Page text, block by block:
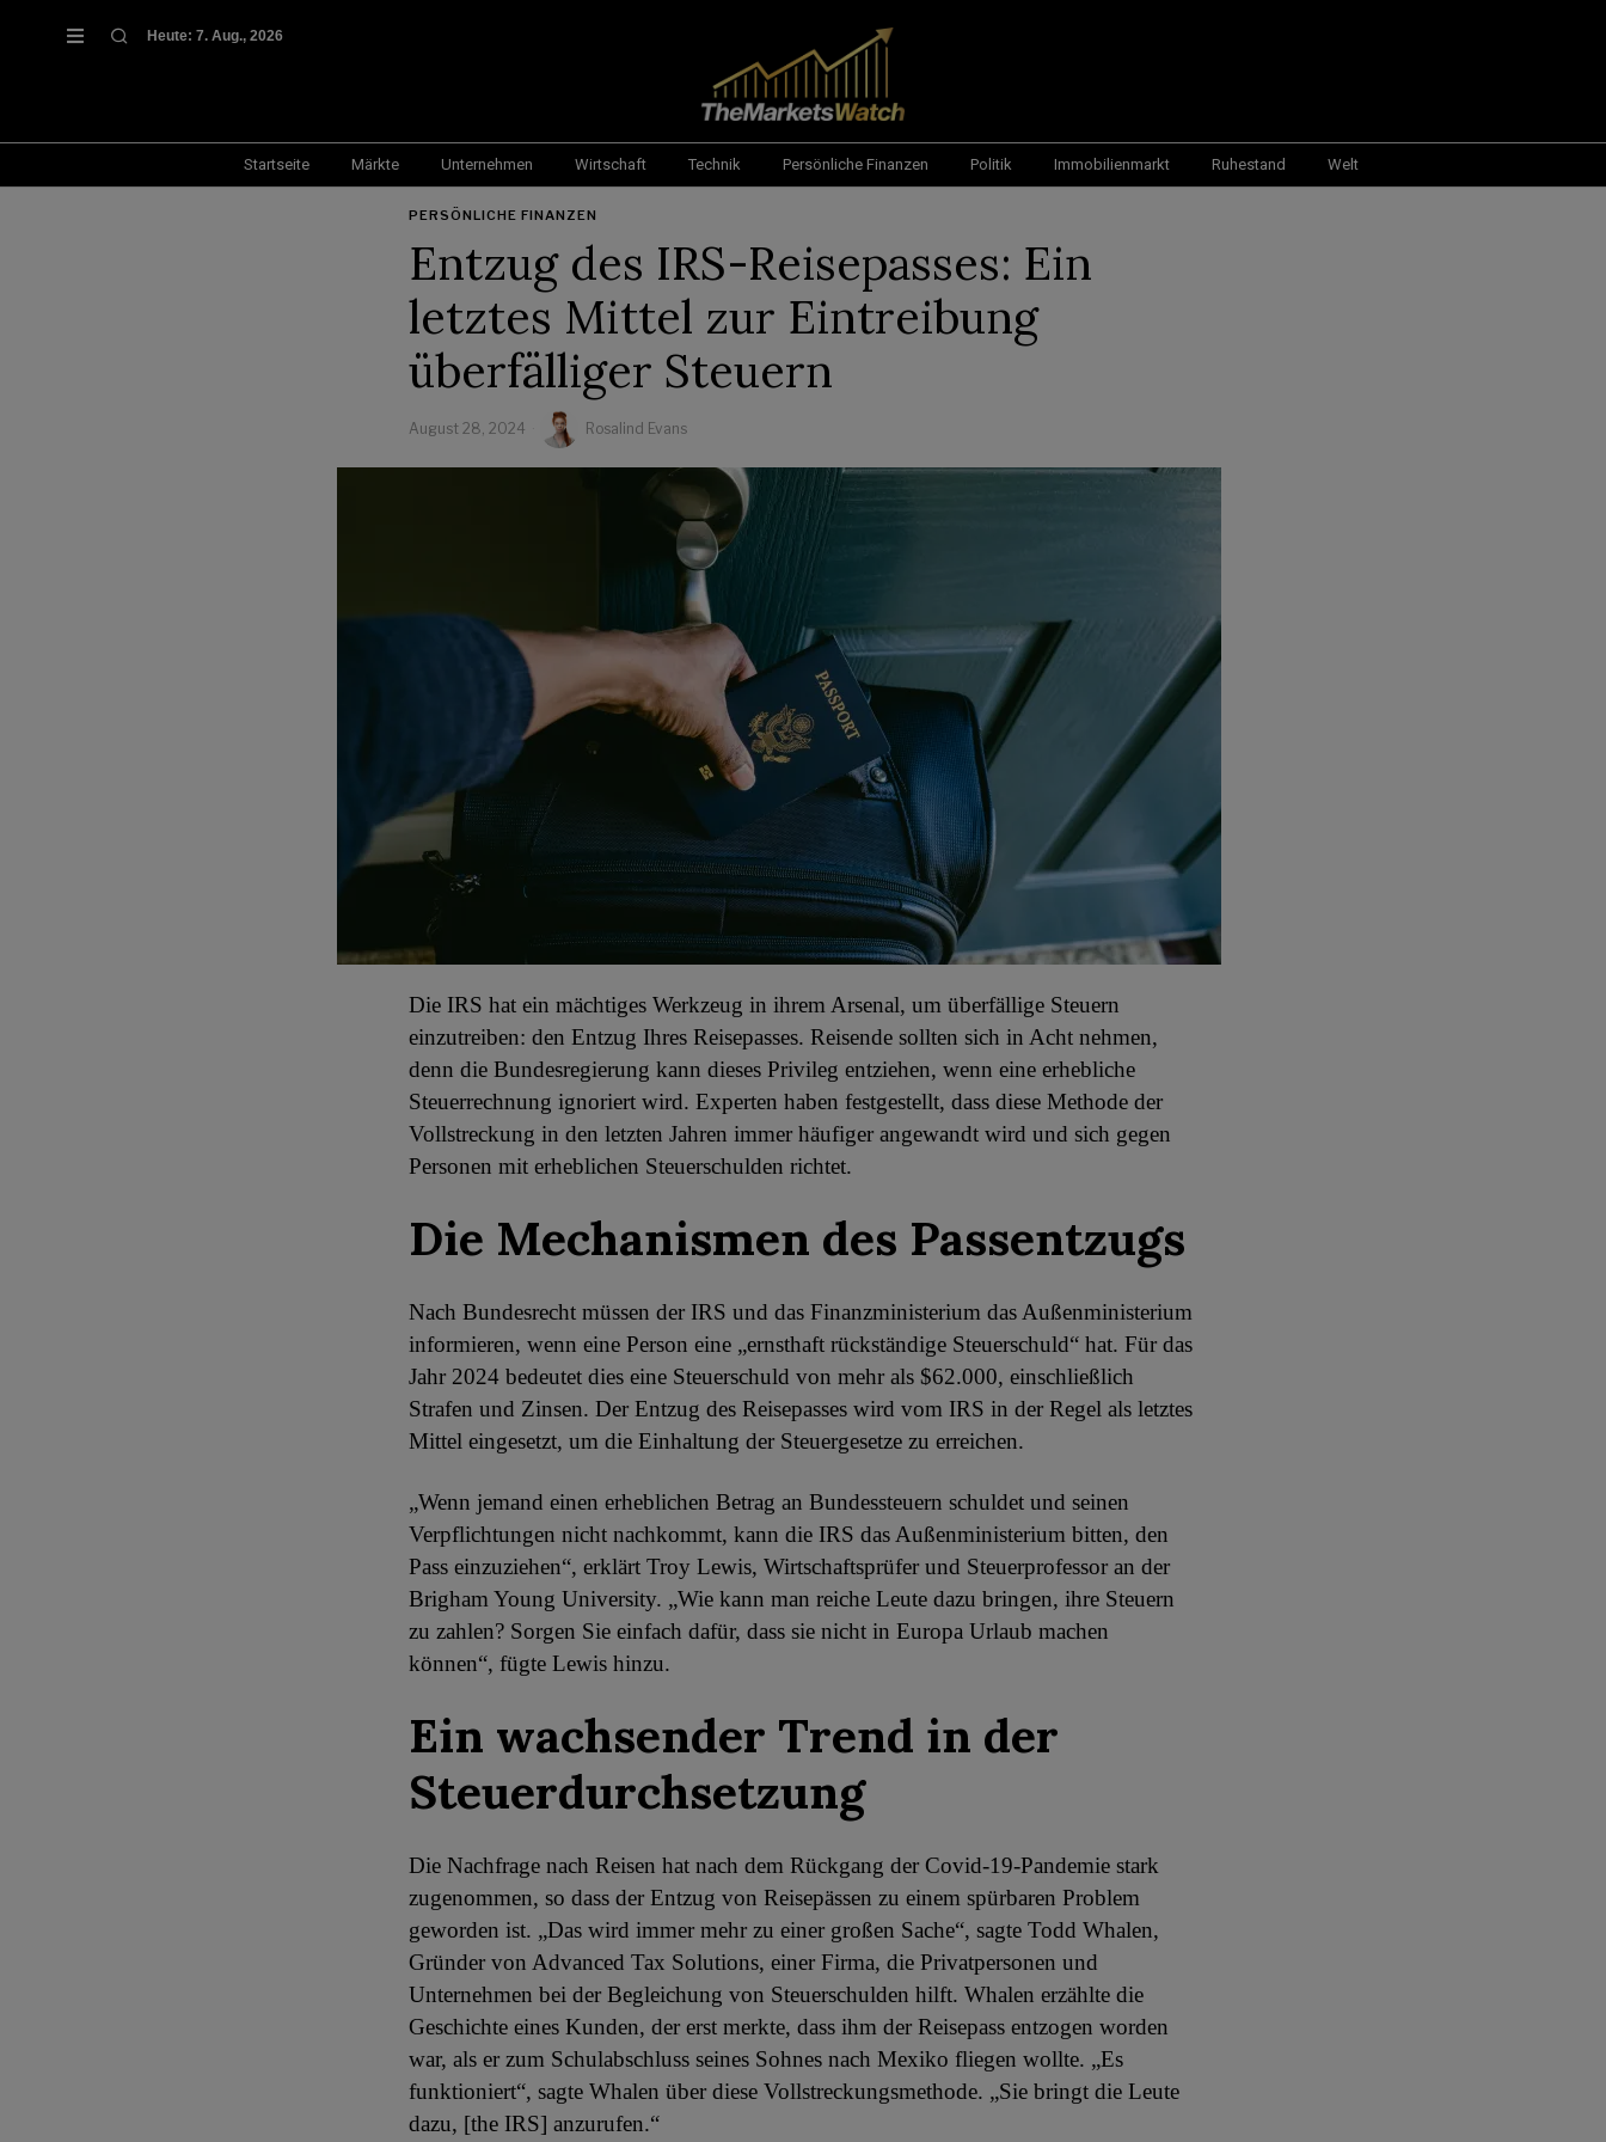
Heute: 7. Aug., 2026
Startseite Märkte Unternehmen Wirtschaft Technik Persönliche Finanzen Politik Immobilienmarkt Ruhestand Welt
PERSÖNLICHE FINANZEN
Entzug des IRS-Reisepasses: Ein
letztes Mittel zur Eintreibung
überfälliger Steuern
August 28, 2024 Rosalind Evans
Die IRS hat ein mächtiges Werkzeug in ihrem Arsenal, um überfällige Steuern
einzutreiben: den Entzug Ihres Reisepasses. Reisende sollten sich in Acht nehmen,
denn die Bundesregierung kann dieses Privileg entziehen, wenn eine erhebliche
Steuerrechnung ignoriert wird. Experten haben festgestellt, dass diese Methode der
Vollstreckung in den letzten Jahren immer häufiger angewandt wird und sich gegen
Personen mit erheblichen Steuerschulden richtet.
Die Mechanismen des Passentzugs
Nach Bundesrecht müssen der IRS und das Finanzministerium das Außenministerium
informieren, wenn eine Person eine „ernsthaft rückständige Steuerschuld“ hat. Für das
Jahr 2024 bedeutet dies eine Steuerschuld von mehr als $62.000, einschließlich
Strafen und Zinsen. Der Entzug des Reisepasses wird vom IRS in der Regel als letztes
Mittel eingesetzt, um die Einhaltung der Steuergesetze zu erreichen.
„Wenn jemand einen erheblichen Betrag an Bundessteuern schuldet und seinen
Verpflichtungen nicht nachkommt, kann die IRS das Außenministerium bitten, den
Pass einzuziehen“, erklärt Troy Lewis, Wirtschaftsprüfer und Steuerprofessor an der
Brigham Young University. „Wie kann man reiche Leute dazu bringen, ihre Steuern
zu zahlen? Sorgen Sie einfach dafür, dass sie nicht in Europa Urlaub machen
können“, fügte Lewis hinzu.
Ein wachsender Trend in der
Steuerdurchsetzung
Die Nachfrage nach Reisen hat nach dem Rückgang der Covid-19-Pandemie stark
zugenommen, so dass der Entzug von Reisepässen zu einem spürbaren Problem
geworden ist. „Das wird immer mehr zu einer großen Sache“, sagte Todd Whalen,
Gründer von Advanced Tax Solutions, einer Firma, die Privatpersonen und
Unternehmen bei der Begleichung von Steuerschulden hilft. Whalen erzählte die
Geschichte eines Kunden, der erst merkte, dass ihm der Reisepass entzogen worden
war, als er zum Schulabschluss seines Sohnes nach Mexiko fliegen wollte. „Es
funktioniert“, sagte Whalen über diese Vollstreckungsmethode. „Sie bringt die Leute
dazu, [the IRS] anzurufen.“